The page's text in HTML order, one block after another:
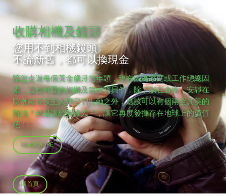
收購相機及鏡頭
您用不到相機鏡頭
不論新舊，都可以換現金
陪您走過每個黃金歲月的年頭，現在因為家庭或工作總總因
素，這些可愛的相機及鏡頭寶貝們，除了躺在倉庫，安靜在
防潮箱等候主人帶它們出勤之外，應該可以有個兩全其美的
辦法＂就是讓給有緣人＂，讓它再度發揮存在地球上的價值
吧！
READ MORE
回首頁